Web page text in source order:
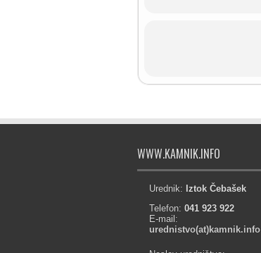
WWW.KAMNIK.INFO
Urednik: Iztok Čebašek
Telefon: 041 923 922
E-mail:
urednistvo(at)kamnik.info